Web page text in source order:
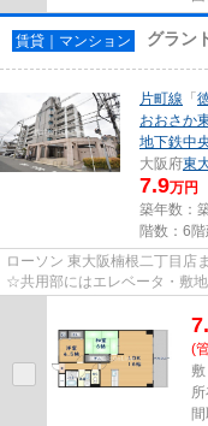
賃貸｜マンション グラン
片町線 「
おおさか
地下鉄中
大阪府東
7.9万円
築年数：
階数：6階
ローソン 東大阪楠根二丁目店
☆共用部にはエレベータ・敷
います☆防犯対策もバッチリ
(